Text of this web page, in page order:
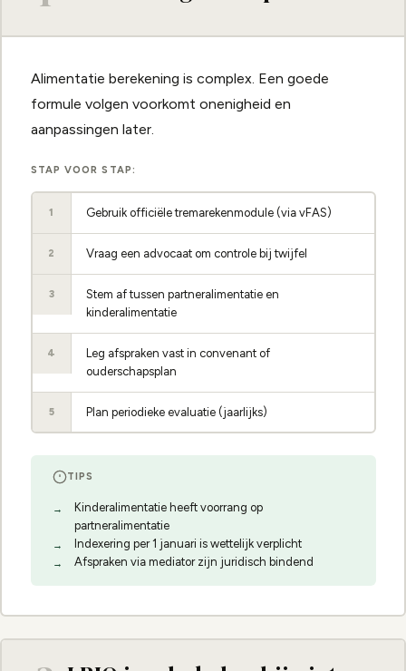
Alimentatie berekening is complex. Een goede
formule volgen voorkomt onenigheid en
aanpassingen later.
STAP VOOR STAP:
1 Gebruik officiële tremarekenmodule (via vFAS)
2 Vraag een advocaat om controle bij twijfel
3
Stem af tussen partneralimentatie en
kinderalimentatie
4
Leg afspraken vast in convenant of
ouderschapsplan
5 Plan periodieke evaluatie (jaarlijks)
TIPS
Kinderalimentatie heeft voorrang op
partneralimentatie
Indexering per 1 januari is wettelijk verplicht
Afspraken via mediator zijn juridisch bindend